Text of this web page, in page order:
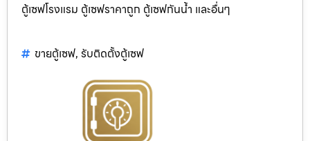
ตู้เซฟโรงแรม ตู้เซฟราคาถูก ตู้เซฟกันน้ำ และอื่นๆ
ขายตู้เซฟ, รับติดตั้งตู้เซฟ